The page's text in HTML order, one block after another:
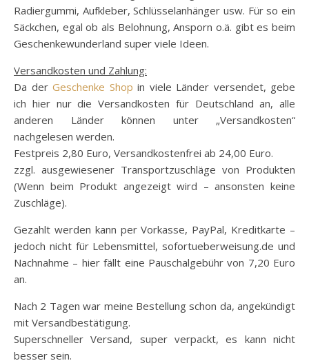
Radiergummi, Aufkleber, Schlüsselanhänger usw. Für so ein
Säckchen, egal ob als Belohnung, Ansporn o.ä. gibt es beim
Geschenkewunderland super viele Ideen.
Versandkosten und Zahlung:
Da der Geschenke Shop in viele Länder versendet, gebe
ich hier nur die Versandkosten für Deutschland an, alle
anderen Länder können unter „Versandkosten“
nachgelesen werden.
Festpreis 2,80 Euro, Versandkostenfrei ab 24,00 Euro.
zzgl. ausgewiesener Transportzuschläge von Produkten
(Wenn beim Produkt angezeigt wird – ansonsten keine
Zuschläge).
Gezahlt werden kann per Vorkasse, PayPal, Kreditkarte –
jedoch nicht für Lebensmittel, sofortueberweisung.de und
Nachnahme – hier fällt eine Pauschalgebühr von 7,20 Euro
an.
Nach 2 Tagen war meine Bestellung schon da, angekündigt
mit Versandbestätigung.
Superschneller Versand, super verpackt, es kann nicht
besser sein.